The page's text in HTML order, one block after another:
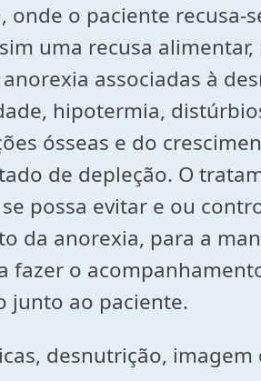
o paciente recusa-
uma recusa
associadas à
hipotermia,
ósseas e do
de depleção. O
possa evitar e ou
da anorexia, para a
o
junto ao paciente.
desnutrição, imagem